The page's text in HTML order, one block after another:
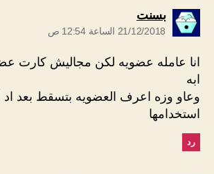
بسنت
21/12/2018 الساعة 12:54 ص
انا عامله عضويه لكن مجاليش كارت
ابه
وعاو وزه اعرف العضويه بتسقط بعد
استخدامها
رد